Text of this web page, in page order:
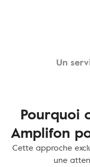
Un
Pourquoi
Amplifon
Cette approche
une